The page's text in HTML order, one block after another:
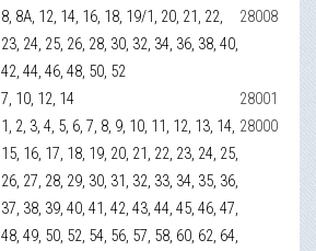
8, 8А, 12, 14, 16, 18, 19/1, 20, 21, 22,
23, 24, 25, 26, 28, 30, 32, 34, 36, 38, 40,
42, 44, 46, 48, 50, 52
28008
7, 10, 12, 14
28001
1, 2, 3, 4, 5, 6, 7, 8, 9, 10, 11, 12, 13, 14,
15, 16, 17, 18, 19, 20, 21, 22, 23, 24, 25,
26, 27, 28, 29, 30, 31, 32, 33, 34, 35, 36,
37, 38, 39, 40, 41, 42, 43, 44, 45, 46, 47,
48, 49, 50, 52, 54, 56, 57, 58, 60, 62, 64,
28000